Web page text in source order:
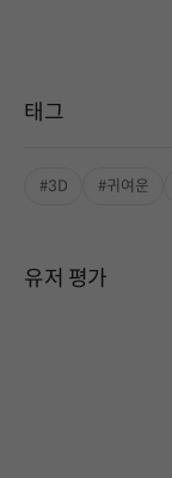
태그
#3D #귀여운
유저 평가